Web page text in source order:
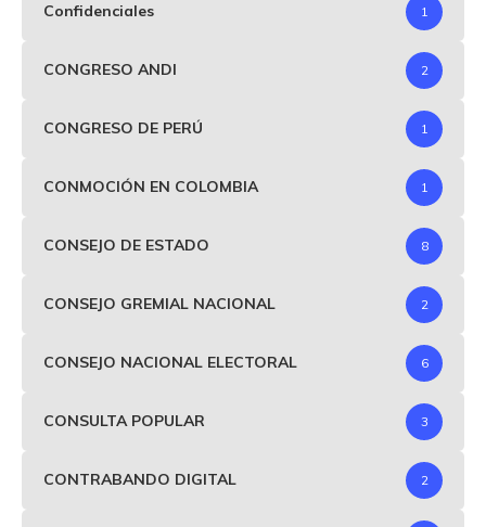
Confidenciales 1
CONGRESO ANDI 2
CONGRESO DE PERÚ 1
CONMOCIÓN EN COLOMBIA 1
CONSEJO DE ESTADO 8
CONSEJO GREMIAL NACIONAL 2
CONSEJO NACIONAL ELECTORAL 6
CONSULTA POPULAR 3
CONTRABANDO DIGITAL 2